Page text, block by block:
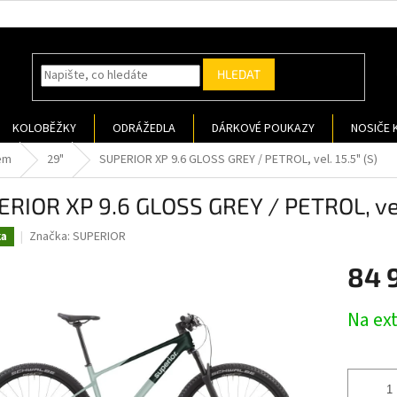
HLEDAT
KOLOBĚŽKY ODRÁŽEDLA DÁRKOVÉ POUKAZY NOSIČE
29" SUPERIOR XP 9.6 GLOSS GREY / PETROL, vel. 15.5" (S)
XP 9.6 GLOSS GREY / PETROL,
Značka: SUPERIOR
84
cena:
Na